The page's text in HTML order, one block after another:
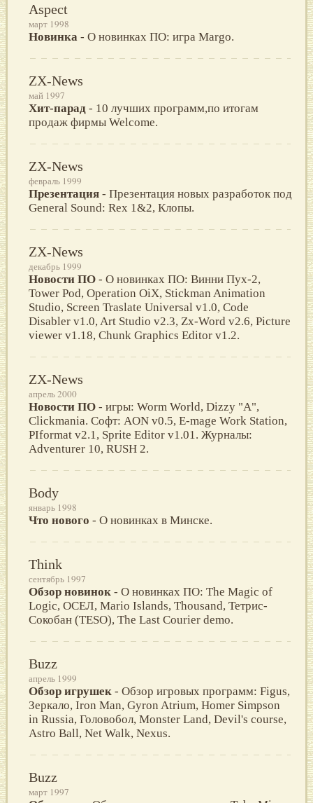
Aspect
март 1998
Новинка - О новинках ПО: игра Margo.
ZX-News
май 1997
Хит-парад - 10 лучших программ,по итогам
продаж фирмы Welcome.
ZX-News
февраль 1999
Презентация - Презентация новых разработок под
General Sound: Rex 1&2, Клопы.
ZX-News
декабрь 1999
Новости ПО - О новинках ПО: Винни Пух-2,
Tower Pod, Operation OiX, Stickman Animation
Studio, Screen Traslate Universal v1.0, Code
Disabler v1.0, Art Studio v2.3, Zx-Word v2.6, Picture
viewer v1.18, Chunk Graphics Editor v1.2.
ZX-News
апрель 2000
Новости ПО - игры: Worm World, Dizzy "A",
Clickmania. Софт: AON v0.5, E-mage Work Station,
PIformat v2.1, Sprite Editor v1.01. Журналы:
Adventurer 10, RUSH 2.
Body
январь 1998
Что нового - О новинках в Минске.
Think
сентябрь 1997
Обзор новинок - О новинках ПО: The Magic of
Logic, ОСЕЛ, Mario Islands, Thousand, Тетрис-
Сокобан (TESO), The Last Courier demo.
Buzz
апрель 1999
Обзор игрушек - Обзор игровых программ: Figus,
Зеркало, Iron Man, Gyron Atrium, Homer Simpson
in Russia, Головобол, Monster Land, Devil's course,
Astro Ball, Net Walk, Nexus.
Buzz
март 1997